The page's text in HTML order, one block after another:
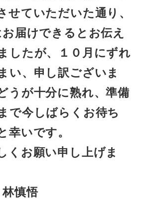
せていただいた通り、
届けできるとお伝え
したが、１０月にずれ
い、申し訳ございま
うが十分に熟れ、準備
で今しばらくお待ち
幸いです。
くお願い申し上げま
林慎悟